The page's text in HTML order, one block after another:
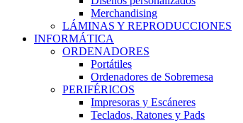
Merchandising
LÁMINAS Y REPRODUCCIONES
INFORMÁTICA
ORDENADORES
Portátiles
Ordenadores de Sobremesa
PERIFÉRICOS
Impresoras y Escáneres
Teclados, Ratones y Pads